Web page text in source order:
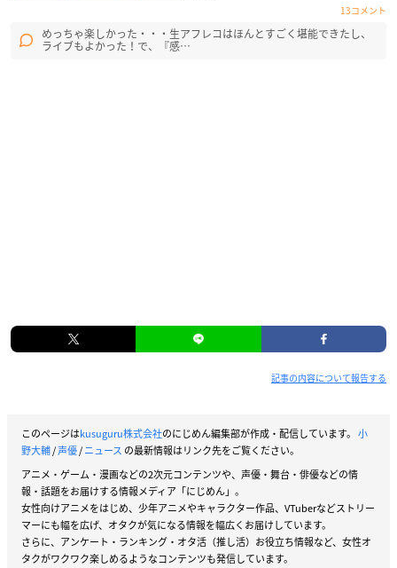
13コメント
めっちゃ楽しかった・・・生アフレコはほんとすごく堪能できたし、
ライブもよかった！で、『感…
記事の内容について報告する
このページはkusuguru株式会社のにじめん編集部が作成・配信しています。 小
野大輔/声優/ニュース の最新情報はリンク先をご覧ください。
アニメ・ゲーム・漫画などの2次元コンテンツや、声優・舞台・俳優などの情
報・話題をお届けする情報メディア「にじめん」。
女性向けアニメをはじめ、少年アニメやキャラクター作品、VTuberなどストリー
マーにも幅を広げ、オタクが気になる情報を幅広くお届けしています。
さらに、アンケート・ランキング・オタ活（推し活）お役立ち情報など、女性オ
タクがワクワク楽しめるようなコンテンツも発信しています。